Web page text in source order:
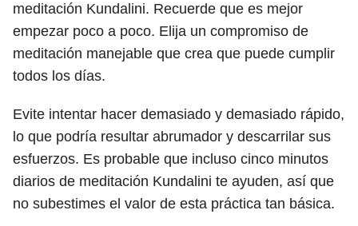
meditación Kundalini. Recuerde que es mejor
empezar poco a poco. Elija un compromiso de
meditación manejable que crea que puede cumplir
todos los días.
Evite intentar hacer demasiado y demasiado rápido,
lo que podría resultar abrumador y descarrilar sus
esfuerzos. Es probable que incluso cinco minutos
diarios de meditación Kundalini te ayuden, así que
no subestimes el valor de esta práctica tan básica.